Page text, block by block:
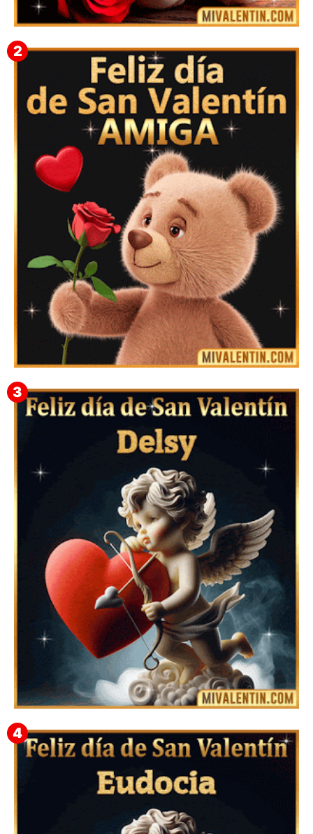
🎁 Imágenes Gif Personalizadas con Nombres para
San Valentín 2026 💘
Mensajes Tarjetas y GiF de San Valentín para Amigas